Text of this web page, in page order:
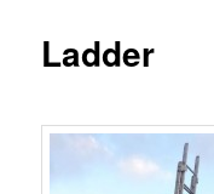
Ladder